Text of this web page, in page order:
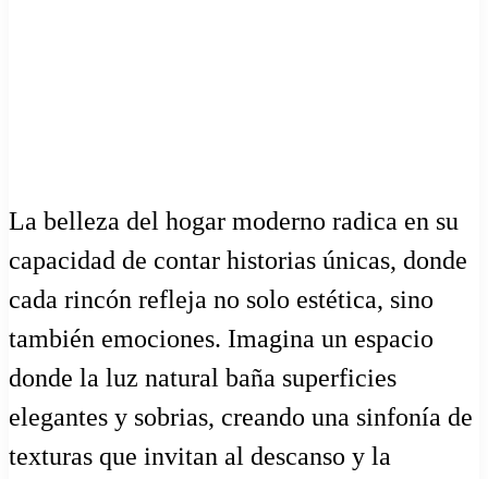
La belleza del hogar moderno radica en su
capacidad de contar historias únicas, donde
cada rincón refleja no solo estética, sino
también emociones. Imagina un espacio
donde la luz natural baña superficies
elegantes y sobrias, creando una sinfonía de
texturas que invitan al descanso y la